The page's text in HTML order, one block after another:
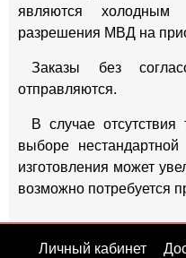
являются
разрешения МВД на
Заказы без
отправляются.
В случае
выборе нестандартной
изготовления может
возможно потребуется
Личный кабинет